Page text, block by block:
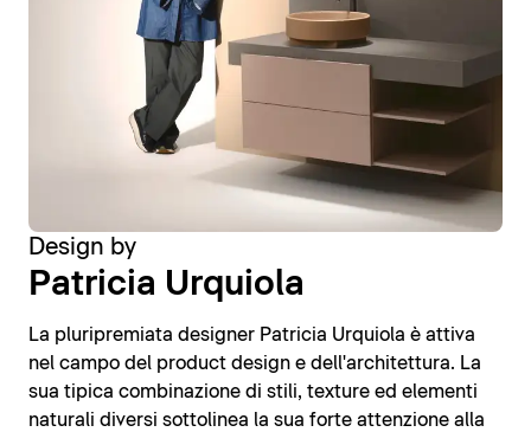
Design by
Patricia Urquiola
La pluripremiata designer Patricia Urquiola è attiva
nel campo del product design e dell'architettura. La
sua tipica combinazione di stili, texture ed elementi
naturali diversi sottolinea la sua forte attenzione alla